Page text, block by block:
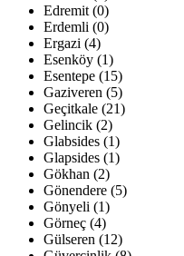
Edremit (0)
Erdemli (0)
Ergazi (4)
Esenköy (1)
Esentepe (15)
Gaziveren (5)
Geçitkale (21)
Gelincik (2)
Glabsides (1)
Glapsides (1)
Gökhan (2)
Gönendere (5)
Gönyeli (1)
Görneç (4)
Gülseren (12)